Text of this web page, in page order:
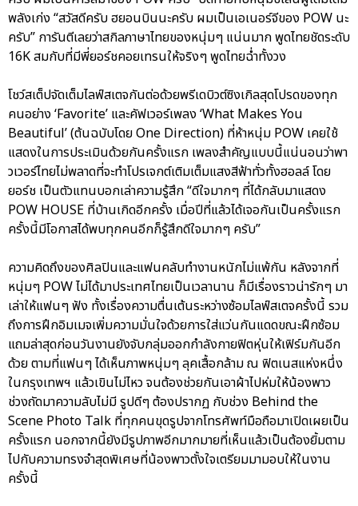
พลังเก่ง “สวัสดีครับ ฮยอนบินนะครับ ผมเป็นเอเนอร์จีของ POW นะ
ครับ” การันตีเลยว่าสกิลภาษาไทยของหนุ่มๆ แน่นมาก พูดไทยชัดระดับ
16K สมกับที่มีพี่ยอร์ชคอยเทรนให้จริงๆ พูดไทยฉ่ำทั้งวง
โชว์สเต็ปจัดเต็มไลฟ์สเตจกันต่อด้วยพรีเดบิวต์ซิงเกิลสุดโปรดของทุก
คนอย่าง ‘Favorite’ และคัฟเวอร์เพลง ‘What Makes You
Beautiful’ (ต้นฉบับโดย One Direction) ที่ห้าหนุ่ม POW เคยใช้
แสดงในการประเมินด้วยกันครั้งแรก เพลงสำคัญแบบนี้แน่นอนว่าพา
วเวอร์ไทยไม่พลาดที่จะทำโปรเจกต์เติมเต็มแสงสีฟ้าทั่วทั้งฮอลล์ โดย
ยอร์ช เป็นตัวแทนบอกเล่าความรู้สึก “ดีใจมากๆ ที่ได้กลับมาแสดง
POW HOUSE ที่บ้านเกิดอีกครั้ง เมื่อปีที่แล้วได้เจอกันเป็นครั้งแรก
ครั้งนี้มีโอกาสได้พบทุกคนอีกก็รู้สึกดีใจมากๆ ครับ”
ความคิดถึงของศิลปินและแฟนคลับทำงานหนักไม่แพ้กัน หลังจากที่
หนุ่มๆ POW ไม่ได้มาประเทศไทยเป็นเวลานาน ก็มีเรื่องราวน่ารักๆ มา
เล่าให้แฟนๆ ฟัง ทั้งเรื่องความตื่นเต้นระหว่างซ้อมไลฟ์สเตจครั้งนี้ รวม
ถึงการฝึกอิมเมจเพิ่มความมั่นใจด้วยการใส่แว่นกันแดดขณะฝึกซ้อม
แถมล่าสุดก่อนวันงานยังจับกลุ่มออกกำลังกายฟิตหุ่นให้เฟิร์มกันอีก
ด้วย ตามที่แฟนๆ ได้เห็นภาพหนุ่มๆ ลุคเสื้อกล้าม ณ ฟิตเนสแห่งหนึ่ง
ในกรุงเทพฯ แล้วเขินไม่ไหว จนต้องช่วยกันเอาผ้าไปห่มให้น้องพาว
ช่วงถัดมาความลับไม่มี รูปดีๆ ต้องปรากฏ กับช่วง Behind the
Scene Photo Talk ที่ทุกคนขุดรูปจากโทรศัพท์มือถือมาเปิดเผยเป็น
ครั้งแรก นอกจากนี้ยังมีรูปภาพอีกมากมายที่เห็นแล้วเป็นต้องยิ้มตาม
ไปกับความทรงจำสุดพิเศษที่น้องพาวตั้งใจเตรียมมามอบให้ในงาน
ครั้งนี้